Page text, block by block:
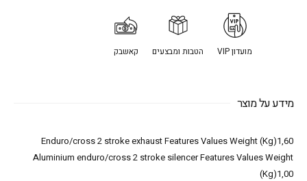
מועדון VIP הטבות ומבצעים קאשבק
מידע על מוצר
Enduro/cross 2 stroke exhaust Features Values Weight (Kg)1,60
Aluminium enduro/cross 2 stroke silencer Features Values Weight
(Kg)1,00